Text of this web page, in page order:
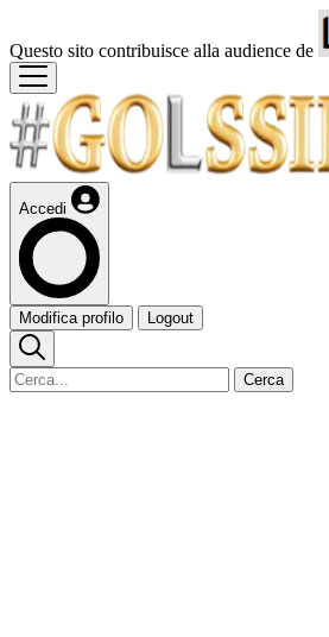
Questo sito contribuisce alla audience de
Accedi
Modifica profilo Logout
Cerca